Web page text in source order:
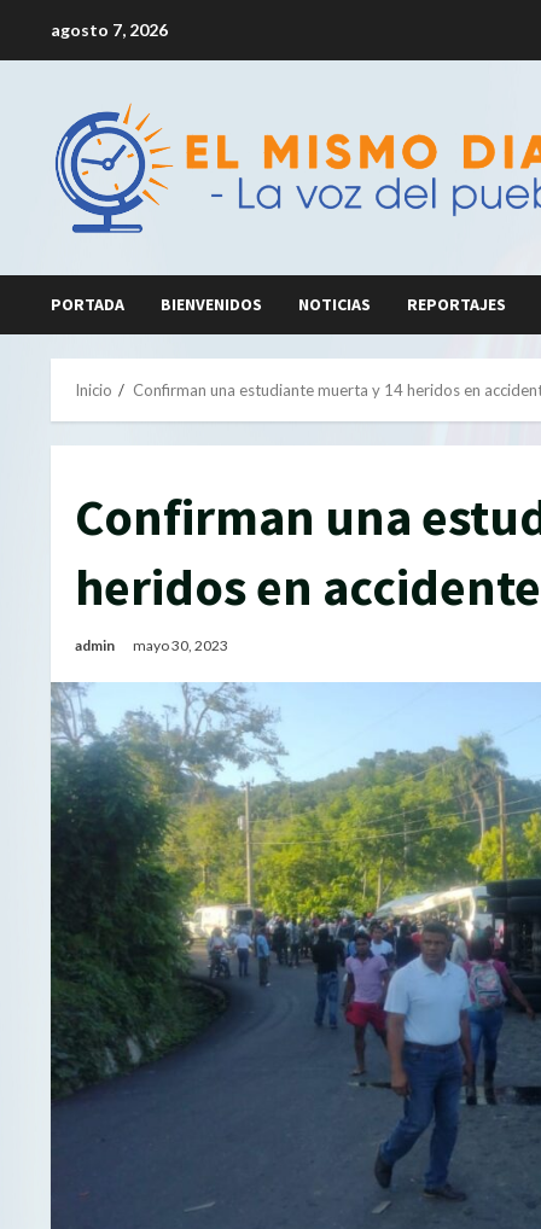
agosto 7, 2026
PORTADA BIENVENIDOS NOTICIAS REPORTAJES
Inicio Confirman una estudiante muerta y 14 heridos en
Confirman una
heridos en
admin mayo 30, 2023